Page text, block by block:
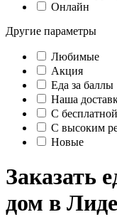
Онлайн
Другие параметры
Любимые
Акция
Еда за баллы
Наша
C
С высоким
Новые
Заказать
дом в Лиде